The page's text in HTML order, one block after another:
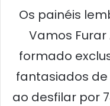
Os painéis
Vamos Furar
formado
fantasiados de
ao desfilar por